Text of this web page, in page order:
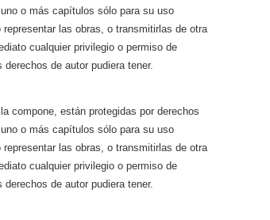
o más capítulos sólo para su uso
las obras, o transmitirlas de otra
cualquier privilegio o permiso de
de autor pudiera tener.
compone, están protegidas por derechos
o más capítulos sólo para su uso
las obras, o transmitirlas de otra
cualquier privilegio o permiso de
de autor pudiera tener.